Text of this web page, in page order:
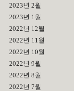
2023년 2월
2023년 1월
2022년 12월
2022년 11월
2022년 10월
2022년 9월
2022년 8월
2022년 7월